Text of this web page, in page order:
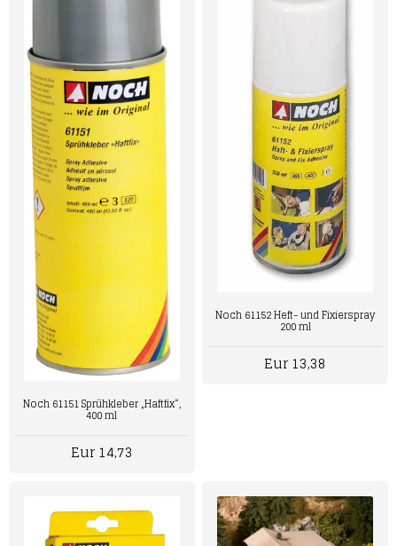
Noch 61151 Sprühkleber „Haftfix“,
400 ml
Eur 14,73
Noch 61152 Heft- und Fixierspray
200 ml
Eur 13,38